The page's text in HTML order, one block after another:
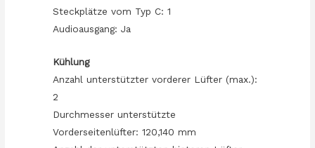
Steckplätze vom Typ C: 1
Audioausgang: Ja
Kühlung
Anzahl unterstützter vorderer Lüfter (max.):
2
Durchmesser unterstützte
Vorderseitenlüfter: 120,140 mm